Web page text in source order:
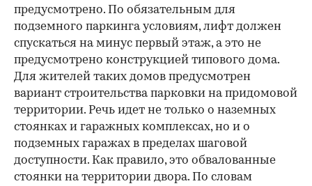
предусмотрено. По обязательным для
подземного паркинга условиям, лифт должен
спускаться на минус первый этаж, а это не
предусмотрено конструкцией типового дома.
Для жителей таких домов предусмотрен
вариант строительства парковки на придомовой
территории. Речь идет не только о наземных
стоянках и гаражных комплексах, но и о
подземных гаражах в пределах шаговой
доступности. Как правило, это обвалованные
стоянки на территории двора. По словам